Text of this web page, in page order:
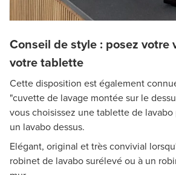
Conseil de style : posez votre
votre tablette
Cette disposition est également
"cuvette de lavage montée sur le
vous choisissez une tablette de
un lavabo dessus.
Elégant, original et très convivial
robinet de lavabo surélevé ou à un